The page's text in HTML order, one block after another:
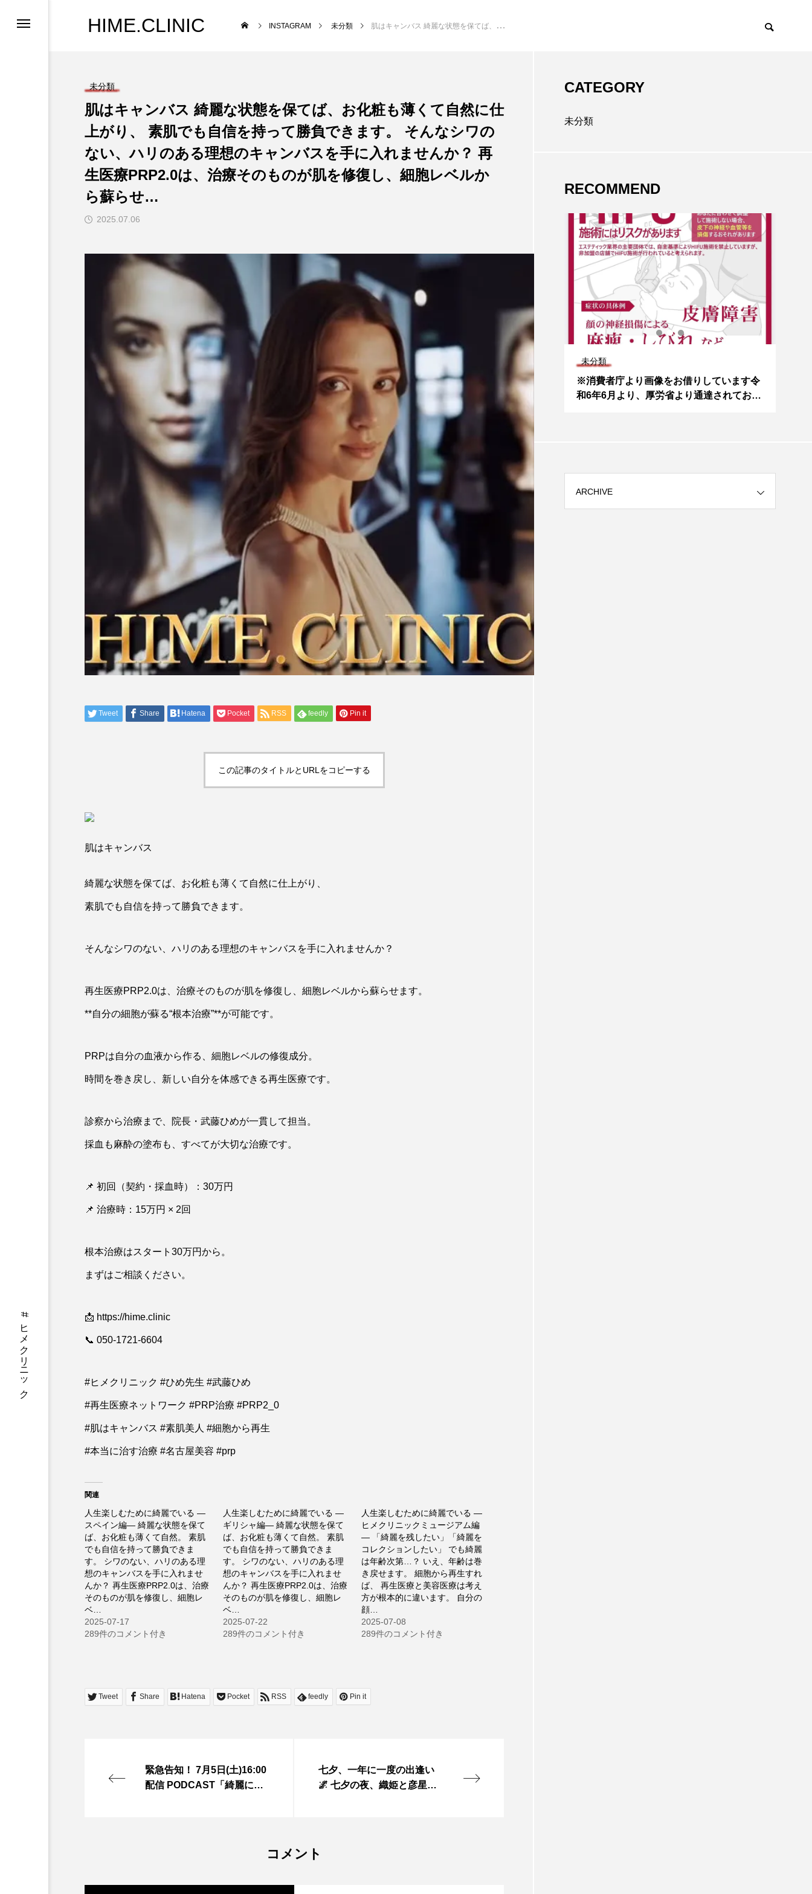
#ヒメクリニック
HIME.CLINIC INSTAGRAM 未分類 肌はキャンバス 綺麗な状態を保てば、お化粧も薄くて自然に仕上がり、 素肌でも自信を持って勝負できます。 そんなシワのない、ハリのある理想のキャンバスを手に入れませんか？ 再生医療PRP2.0は、治療そのものが肌を修復し、細胞レベルから蘇らせ…
未分類
肌はキャンバス 綺麗な状態を保てば、お化粧も薄くて自然に仕
上がり、 素肌でも自信を持って勝負できます。 そんなシワの
ない、ハリのある理想のキャンバスを手に入れませんか？ 再
生医療PRP2.0は、治療そのものが肌を修復し、細胞レベルか
ら蘇らせ…
2025.07.06
Tweet Share Hatena Pocket RSS feedly Pin it
この記事のタイトルとURLをコピーする
肌はキャンバス
綺麗な状態を保てば、お化粧も薄くて自然に仕上がり、
素肌でも自信を持って勝負できます。
そんなシワのない、ハリのある理想のキャンバスを手に入れませんか？
再生医療PRP2.0は、治療そのものが肌を修復し、細胞レベルから蘇らせます。
**自分の細胞が蘇る“根本治療”**が可能です。
PRPは自分の血液から作る、細胞レベルの修復成分。
時間を巻き戻し、新しい自分を体感できる再生医療です。
診察から治療まで、院長・武藤ひめが一貫して担当。
採血も麻酔の塗布も、すべてが大切な治療です。
📌 初回（契約・採血時）：30万円
📌 治療時：15万円 × 2回
根本治療はスタート30万円から。
まずはご相談ください。
📩 https://hime.clinic
📞 050-1721-6604
#ヒメクリニック #ひめ先生 #武藤ひめ
#再生医療ネットワーク #PRP治療 #PRP2_0
#肌はキャンバス #素肌美人 #細胞から再生
#本当に治す治療 #名古屋美容 #prp
関連
人生楽しむために綺麗でいる —
スペイン編— 綺麗な状態を保て
ば、お化粧も薄くて自然。 素肌
でも自信を持って勝負できま
す。 シワのない、ハリのある理
想のキャンバスを手に入れませ
んか？ 再生医療PRP2.0は、治療
そのものが肌を修復し、細胞レ
ベ…
2025-07-17
289件のコメント付き
人生楽しむために綺麗でいる —
ギリシャ編— 綺麗な状態を保て
ば、お化粧も薄くて自然。 素肌
でも自信を持って勝負できま
す。 シワのない、ハリのある理
想のキャンバスを手に入れませ
んか？ 再生医療PRP2.0は、治療
そのものが肌を修復し、細胞レ
ベ…
2025-07-22
289件のコメント付き
人生楽しむために綺麗でいる —
ヒメクリニックミュージアム編
— 「綺麗を残したい」「綺麗を
コレクションしたい」 でも綺麗
は年齢次第…？ いえ、年齢は巻
き戻せます。 細胞から再生すれ
ば、 再生医療と美容医療は考え
方が根本的に違います。 自分の
顔…
2025-07-08
289件のコメント付き
Tweet Share Hatena Pocket RSS feedly Pin it
緊急告知！ 7月5日(土)16:00
配信 PODCAST「綺麗にな
七夕、一年に一度の出逢い
🌌 七夕の夜、織姫と彦星が
コメント
CATEGORY
未分類
RECOMMEND
#ポテンツァ #prp療法 #ヒメクリニック #
成長因子 #ヒメクリニック #vipコース #
若返り #シワ #シミ #たるみ #ニキビ
跡 #綺麗になりたい #綺麗でいたい #ジャ
ストエイジング #アメ車女子 #bluehair
🌸『医療脱毛（蓄熱式レーザー脱毛）再開
のお知らせ』これまで基礎疾患がある方な
ど、他院にて施術を断られる方のみ医療脱
毛をおこなってきました。ですが、これま
で医療脱毛に通院していただいた方など多
数の患者様より、医療脱毛の再開のご要望
を承っ…
未分類
※消費者庁より画像をお借りしています令
和6年6月より、厚労省より通達されており
ARCHIVE